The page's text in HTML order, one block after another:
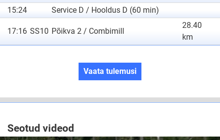
15:24
Service D / Hooldus D (60 min)
17:16 SS10 Põikva 2 / Combimill
28.40
km
Vaata tulemusi
Seotud videod